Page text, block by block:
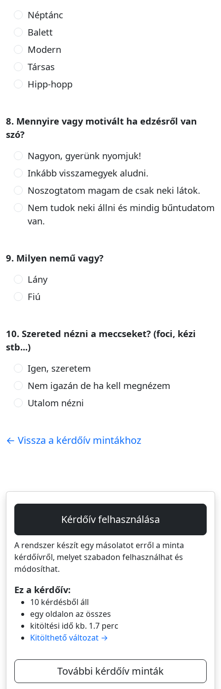
Néptánc
Balett
Modern
Társas
Hipp-hopp
8. Mennyire vagy motivált ha edzésről van
szó?
Nagyon, gyerünk nyomjuk!
Inkább visszamegyek aludni.
Noszogtatom magam de csak neki látok.
Nem tudok neki állni és mindig bűntudatom
van.
9. Milyen nemű vagy?
Lány
Fiú
10. Szereted nézni a meccseket? (foci, kézi
stb...)
Igen, szeretem
Nem igazán de ha kell megnézem
Utalom nézni
← Vissza a kérdőív mintákhoz
Kérdőív felhasználása
A rendszer készít egy másolatot erről a minta
kérdőívről, melyet szabadon felhasználhat és
módosíthat.
Ez a kérdőív:
10 kérdésből áll
egy oldalon az összes
kitöltési idő kb. 1.7 perc
Kitölthető változat →
További kérdőív minták